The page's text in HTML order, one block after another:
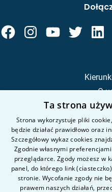
O
Nauka
Ta strona
Strona wykorzystuje pliki
będzie działać prawidłowo oraz
Szczegółowy wykaz cookies
Zgodnie własnymi
przeglądarce. Zgody możesz w
panel, do którego link
stronie. Wycofanie zgody nie
prawem naszych działań,